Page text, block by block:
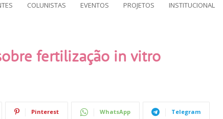
COLUNISTAS EVENTOS PROJETOS INSTITUCIONAL
fertilização in vitro
Pinterest WhatsApp Telegram